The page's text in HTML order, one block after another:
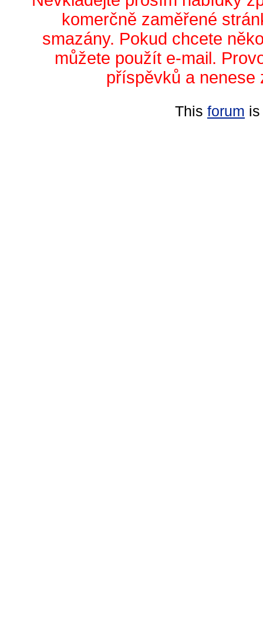
komerčně zaměřené
smazány. Pokud chcete
můžete použít e-mail.
příspěvků a nenese
This forum